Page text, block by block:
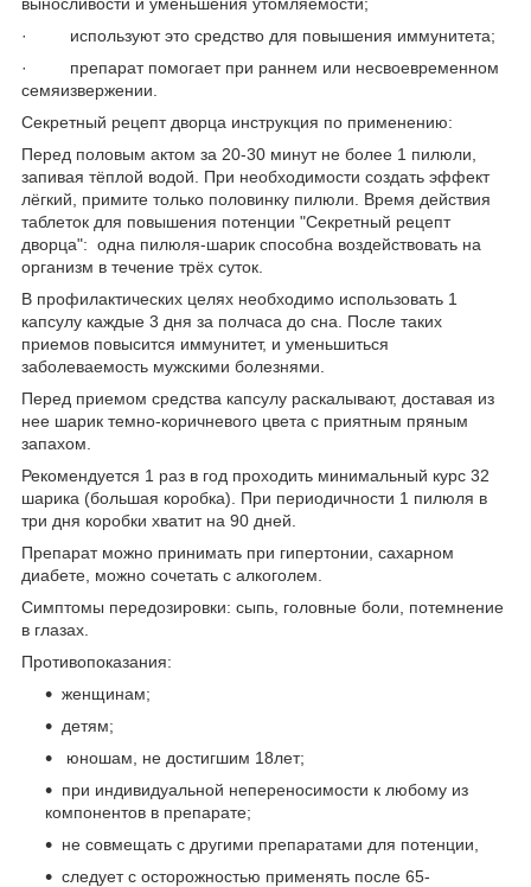
· используют это средство для повышения иммунитета;
· препарат помогает при раннем или несвоевременном
семяизвержении.
Секретный рецепт дворца инструкция по применению:
Перед половым актом за 20-30 минут не более 1 пилюли,
запивая тёплой водой. При необходимости создать эффект
лёгкий, примите только половинку пилюли. Время действия
таблеток для повышения потенции "Секретный рецепт
дворца": одна пилюля-шарик способна воздействовать на
организм в течение трёх суток.
В профилактических целях необходимо использовать 1
капсулу каждые 3 дня за полчаса до сна. После таких
приемов повысится иммунитет, и уменьшиться
заболеваемость мужскими болезнями.
Перед приемом средства капсулу раскалывают, доставая из
нее шарик темно-коричневого цвета с приятным пряным
запахом.
Рекомендуется 1 раз в год проходить минимальный курс 32
шарика (большая коробка). При периодичности 1 пилюля в
три дня коробки хватит на 90 дней.
Препарат можно принимать при гипертонии, сахарном
диабете, можно сочетать с алкоголем.
Симптомы передозировки: сыпь, головные боли, потемнение
в глазах.
Противопоказания:
женщинам;
детям;
юношам, не достигшим 18лет;
при индивидуальной непереносимости к любому из
компонентов в препарате;
не совмещать с другими препаратами для потенции,
следует с осторожностью применять после 65-